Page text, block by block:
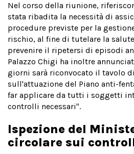
Nel corso della riunione,
stata ribadita la necessità di
procedure previste per la
rischio, al fine di tutelare la
prevenire il ripetersi di episodi
Palazzo Chigi ha inoltre
giorni sarà riconvocato il tavolo
sull'attuazione del Piano anti-
far applicare da tutti i soggetti
controlli necessari".
Ispezione del
circolare sui